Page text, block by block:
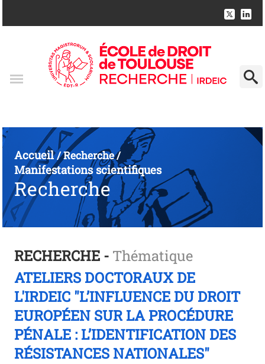
Accueil/Recherche/
Manifestations scientifiques
Recherche
RECHERCHE - Thématique
ATELIERS DOCTORAUX DE
L'IRDEIC "L’INFLUENCE DU DROIT
EUROPÉEN SUR LA PROCÉDURE
PÉNALE : L’IDENTIFICATION DES
RÉSISTANCES NATIONALES"